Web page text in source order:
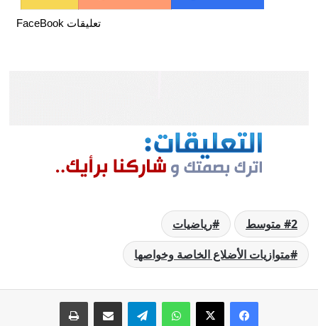
تعليقات FaceBook
2 متوسط
رياضيات
متوازيات الأضلاع الخاصة وخواصها
فيسبوك
‫X واتسابتيلقراممشاركة عبر البريد طباعة